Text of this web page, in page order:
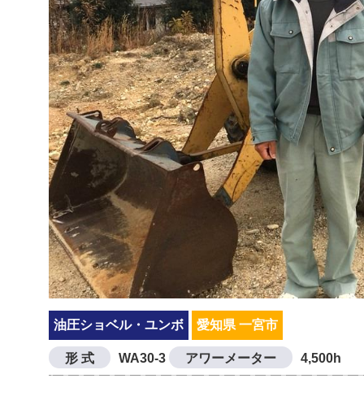
油圧ショベル・ユンボ 愛知県 一宮市
形 式 WA30-3 アワーメーター 4,500h